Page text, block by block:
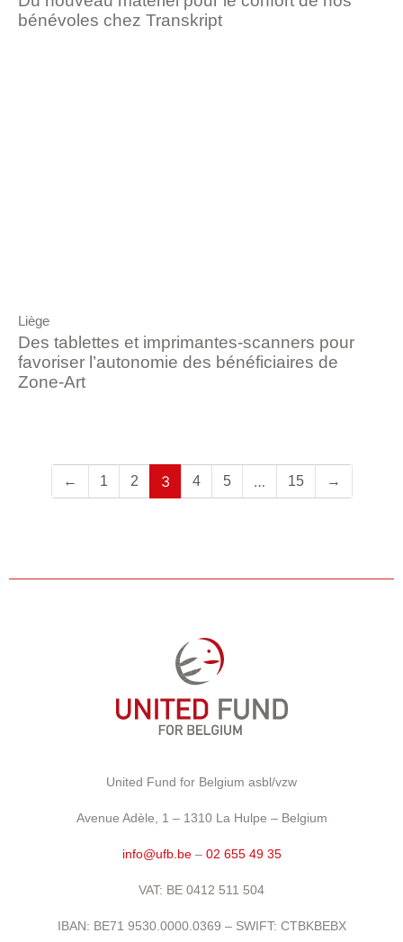
bénévoles chez Transkript
Liège
Des tablettes et imprimantes-scanners pour
favoriser l’autonomie des bénéficiaires de
Zone-Art
← 1 2 3 4 5 … 15 →
United Fund for Belgium asbl/vzw
Avenue Adèle, 1 – 1310 La Hulpe – Belgium
info@ufb.be– 02 655 49 35
VAT: BE 0412 511 504
IBAN: BE71 9530.0000.0369 – SWIFT: CTBKBEBX